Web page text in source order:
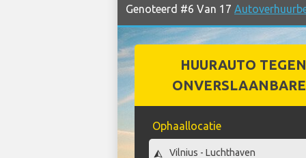
Genoteerd #6 Van 17
HUURAUTO
Ophaallocatie